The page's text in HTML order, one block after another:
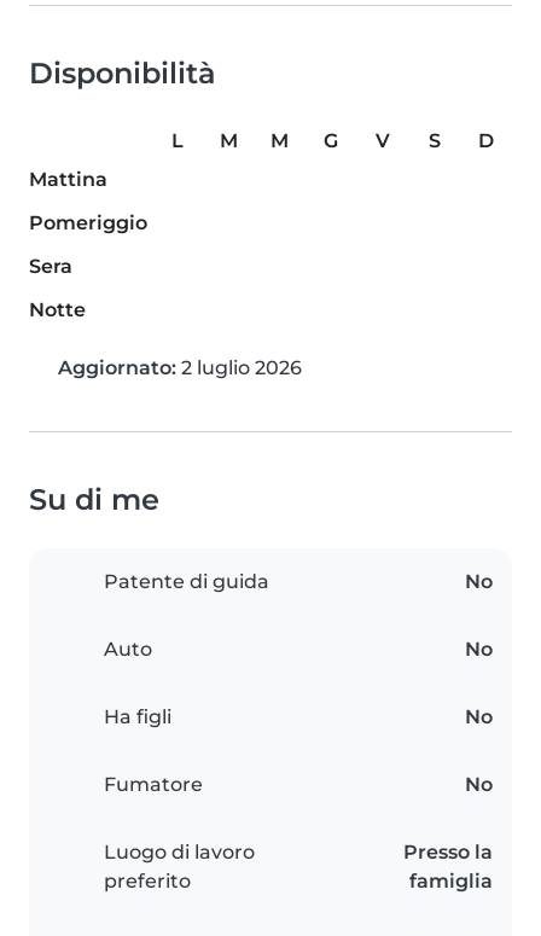
Disponibilità
L M M G V S
D
Mattina
Pomeriggio
Sera
Notte
Aggiornato: 2 luglio 2026
Su di me
Patente di guida No
Auto No
Ha figli No
Fumatore No
Luogo di lavoro
preferito
Presso la
famiglia